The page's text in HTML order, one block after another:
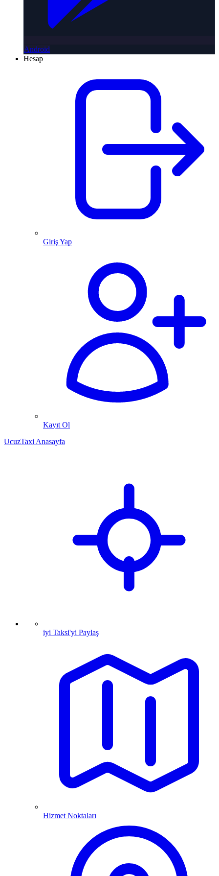
Android
Hesap
Giriş Yap
Kayıt Ol
UcuzTaxi Anasayfa
iyi Taksi'yi Paylaş
Hizmet Noktaları